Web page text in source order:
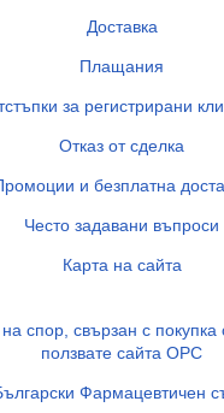
Доставка
Плащания
за регистрирани
Отказ от сделка
и безплатна
Често задавани въпроси
Карта на сайта
спор, свързан с
ползвате сайта ОРС
Фармацевтичен